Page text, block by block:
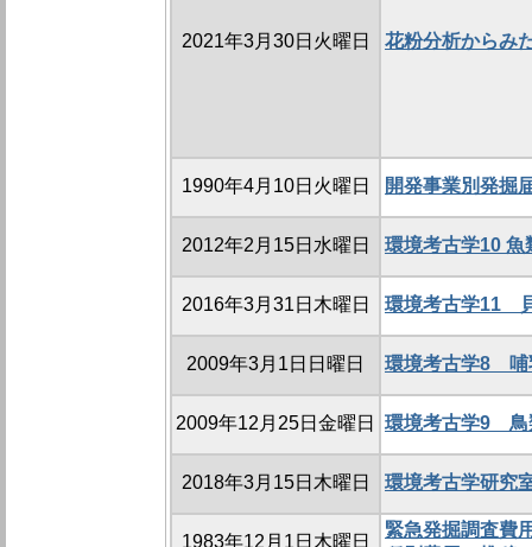
2021年3月30日火曜日 花粉分析からみ
1990年4月10日火曜日 開発事業別発掘
2012年2月15日水曜日 環境考古学10 魚
2016年3月31日木曜日 環境考古学11
2009年3月1日日曜日 環境考古学8 哺
2009年12月25日金曜日 環境考古学9 鳥
2018年3月15日木曜日 環境考古学研究
1983年12月1日木曜日
緊急発掘調査費